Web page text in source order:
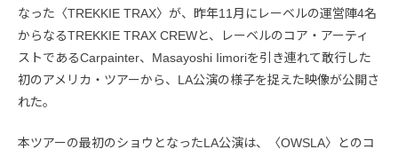
なった〈TREKKIE TRAX〉が、昨年11月にレーベルの運営陣4名
からなるTREKKIE TRAX CREWと、レーベルのコア・アーティ
ストであるCarpainter、Masayoshi Iimoriを引き連れて敢行した
初のアメリカ・ツアーから、LA公演の様子を捉えた映像が公開さ
れた。
本ツアーの最初のショウとなったLA公演は、〈OWSLA〉とのコ